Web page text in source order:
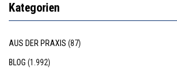
Kategorien
AUS DER PRAXIS (87)
BLOG (1.992)